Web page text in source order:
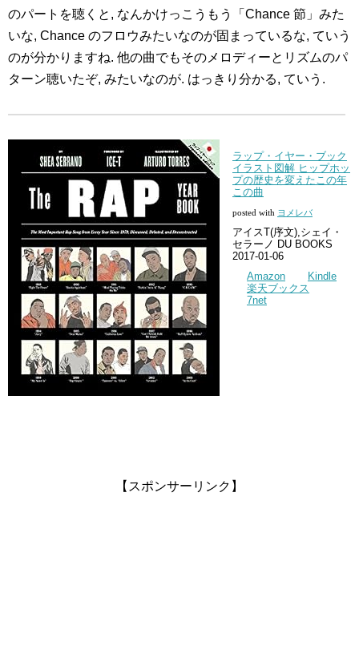
のパートを聴くと, なんかけっこうもう「Chance 節」みた
いな, Chance のフロウみたいなのが固まっているな, ていう
のが分かりますね. 他の曲でもそのメロディーとリズムのパ
ターン聴いたぞ, みたいなのが. はっきり分かる, ていう.
ラップ・イヤー・ブック
イラスト図解 ヒップホッ
プの歴史を変えたこの年
この曲
posted with ヨメレバ
アイスT(序文),シェイ・
セラーノ DU BOOKS
2017-01-06
Amazon
Kindle
楽天ブックス
7net
【スポンサーリンク】